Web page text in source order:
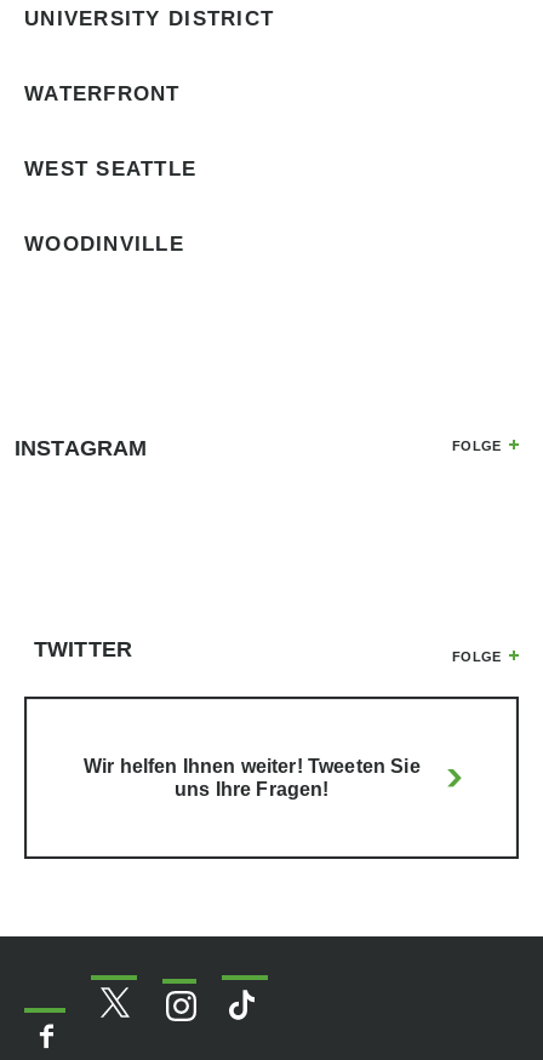
UNIVERSITY DISTRICT
WATERFRONT
WEST SEATTLE
WOODINVILLE
FOLGE
INSTAGRAM
FOLGE
TWITTER
Wir helfen Ihnen weiter! Tweeten Sie
uns Ihre Fragen!